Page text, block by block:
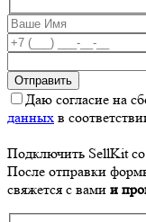
Даю согласие на
данных в
Подключить SellKit
После отправки
свяжется с вами и